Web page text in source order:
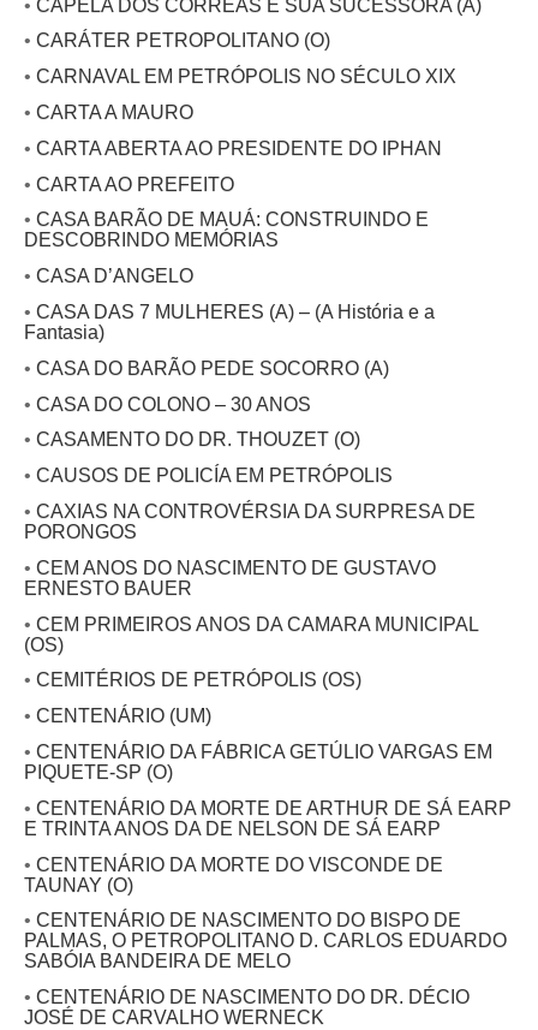
• CAPELA DOS CORRÊAS E SUA SUCESSORA (A)
• CARÁTER PETROPOLITANO (O)
• CARNAVAL EM PETRÓPOLIS NO SÉCULO XIX
• CARTA A MAURO
• CARTA ABERTA AO PRESIDENTE DO IPHAN
• CARTA AO PREFEITO
• CASA BARÃO DE MAUÁ: CONSTRUINDO E
DESCOBRINDO MEMÓRIAS
• CASA D’ANGELO
• CASA DAS 7 MULHERES (A) – (A História e a
Fantasia)
• CASA DO BARÃO PEDE SOCORRO (A)
• CASA DO COLONO – 30 ANOS
• CASAMENTO DO DR. THOUZET (O)
• CAUSOS DE POLICÍA EM PETRÓPOLIS
• CAXIAS NA CONTROVÉRSIA DA SURPRESA DE
PORONGOS
• CEM ANOS DO NASCIMENTO DE GUSTAVO
ERNESTO BAUER
• CEM PRIMEIROS ANOS DA CAMARA MUNICIPAL
(OS)
• CEMITÉRIOS DE PETRÓPOLIS (OS)
• CENTENÁRIO (UM)
• CENTENÁRIO DA FÁBRICA GETÚLIO VARGAS EM
PIQUETE-SP (O)
• CENTENÁRIO DA MORTE DE ARTHUR DE SÁ EARP
E TRINTA ANOS DA DE NELSON DE SÁ EARP
• CENTENÁRIO DA MORTE DO VISCONDE DE
TAUNAY (O)
• CENTENÁRIO DE NASCIMENTO DO BISPO DE
PALMAS, O PETROPOLITANO D. CARLOS EDUARDO
SABÓIA BANDEIRA DE MELO
• CENTENÁRIO DE NASCIMENTO DO DR. DÉCIO
JOSÉ DE CARVALHO WERNECK